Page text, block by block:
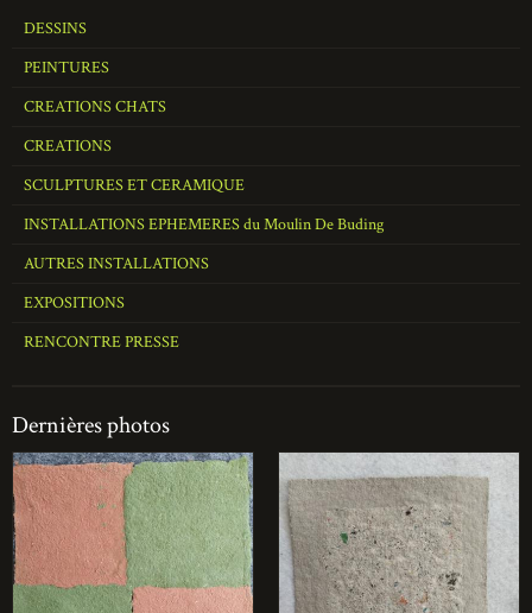
DESSINS
PEINTURES
CREATIONS CHATS
CREATIONS
SCULPTURES ET CERAMIQUE
INSTALLATIONS EPHEMERES du Moulin De Buding
AUTRES INSTALLATIONS
EXPOSITIONS
RENCONTRE PRESSE
Dernières photos